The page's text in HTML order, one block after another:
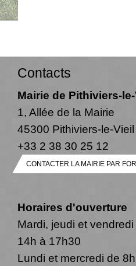
Contacts
Mairie de Pithiviers-
1, Allée de la Mairie
45300 Pithiviers-le-
+33 2 38 30 25 12
CONTACTER LA MAIRIE PAR
Horaires d'ouverture
Mardi, jeudi et
14h à 17h30
Lundi et mercredi de